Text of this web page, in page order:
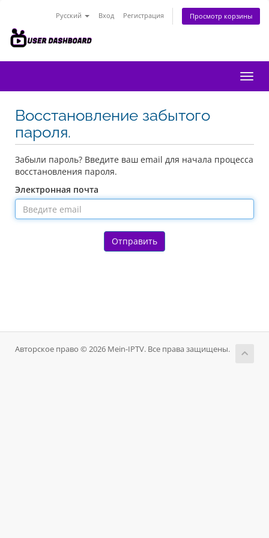
Русский Вход Регистрация Просмотр корзины
Восстановление забытого
пароля.
Забыли пароль? Введите ваш email для начала процесса
восстановления пароля.
Электронная почта
Отправить
Авторское право © 2026 Mein-IPTV. Все права защищены.